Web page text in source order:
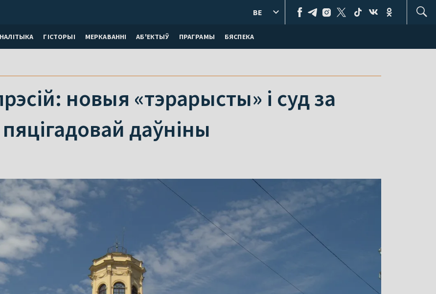
ГІСТОРЫІ МЕРКАВАННI АБ'ЕКТЫЎ ПРАГРАМЫ БЯСПЕКА
BE
новыя «тэрарысты» і суд за
даўніны